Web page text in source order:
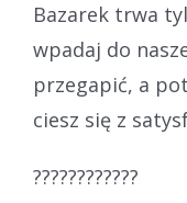
Bazarek trwa
wpadaj do
przegapić, a
ciesz się z
????????????